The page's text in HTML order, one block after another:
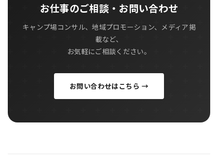
お仕事のご相談・お問い合わせ
キャンプ場コンサル、地域プロモーション、メディア掲
載など、
お気軽にご相談ください。
お問い合わせはこちら →